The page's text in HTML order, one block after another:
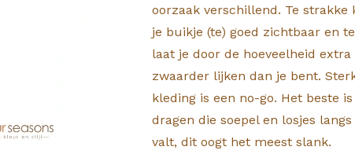
oorzaak verschillend. Te strakke
je buikje (te) goed zichtbaar en
laat je door de hoeveelheid extra
zwaarder lijken dan je bent.
kleding is een no-go. Het beste
dragen die soepel en losjes
valt, dit oogt het meest slank.